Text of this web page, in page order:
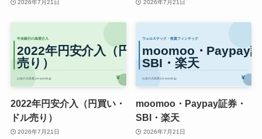
2026年7月21日 2026年7月21日
2022年円安介入（円買い・
ドル売り）
2026年7月21日
moomoo・Paypay証券・
SBI・楽天
2026年7月21日